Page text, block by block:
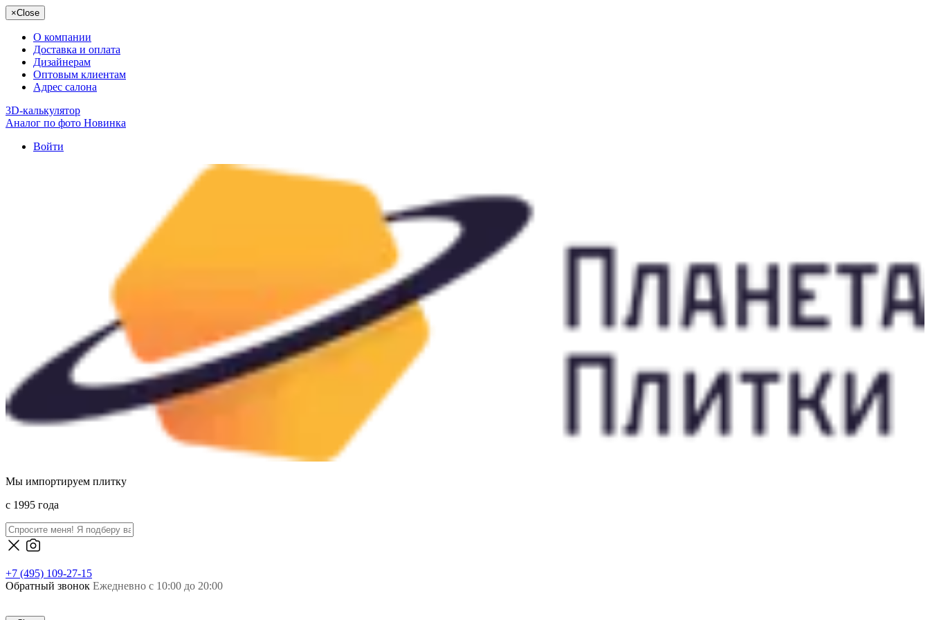
×Close
О компании
Доставка и оплата
Дизайнерам
Оптовым клиентам
Адрес салона
3D-калькулятор
Аналог по фото Новинка
Войти
Мы импортируем плитку
c 1995 года
+7 (495) 109-27-15
Обратный звонок Ежедневно с 10:00 до 20:00